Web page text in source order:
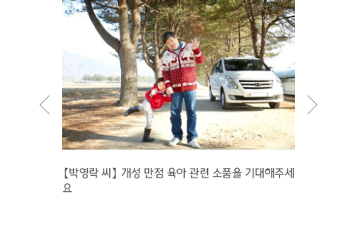
【박영락 씨】 개성 만점 육아 관련 소품을 기대해주세
요